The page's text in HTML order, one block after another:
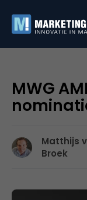
MWG
Matthijs
Broek